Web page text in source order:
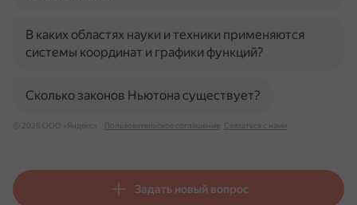
В каких областях науки и техники применяются
системы координат и графики функций?
Сколько законов Ньютона существует?
© 2026 ООО «Яндекс» Пользовательское соглашение Связаться с нами
Задать новый вопрос